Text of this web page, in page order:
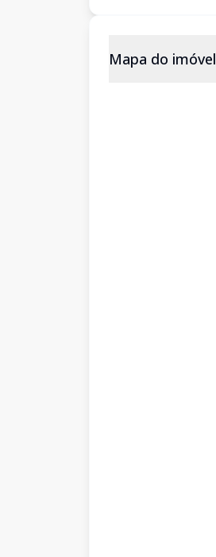
Mapa do imóvel